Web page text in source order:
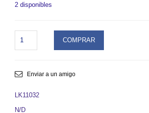
2 disponibles
AIRE
SEN43.
LK11032
COMPRAR
Enviar a un amigo
LK11032
N/D